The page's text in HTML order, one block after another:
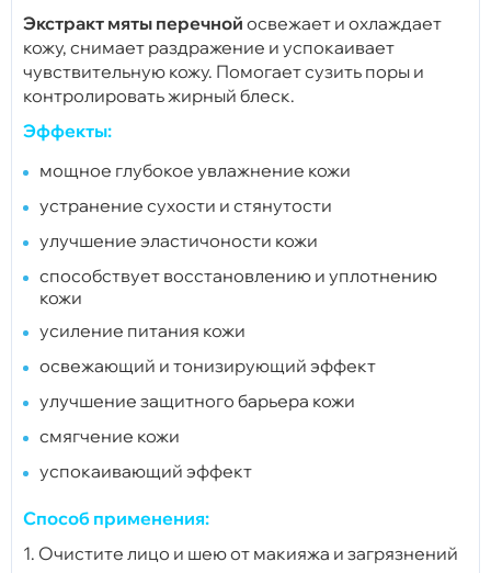
Экстракт мяты перечной освежает и охлаждает
кожу, снимает раздражение и успокаивает
чувствительную кожу. Помогает сузить поры и
контролировать жирный блеск.
Эффекты:
мощное глубокое увлажнение кожи
устранение сухости и стянутости
улучшение эластичоности кожи
способствует восстановлению и уплотнению
кожи
усиление питания кожи
освежающий и тонизирующий эффект
улучшение защитного барьера кожи
смягчение кожи
успокаивающий эффект
Способ применения:
1. Очистите лицо и шею от макияжа и загрязнений